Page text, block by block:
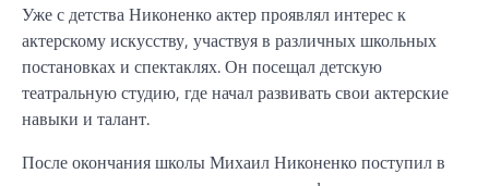
Уже с детства Никоненко актер проявлял интерес к
актерскому искусству, участвуя в различных школьных
постановках и спектаклях. Он посещал детскую
театральную студию, где начал развивать свои актерские
навыки и талант.
После окончания школы Михаил Никоненко поступил в